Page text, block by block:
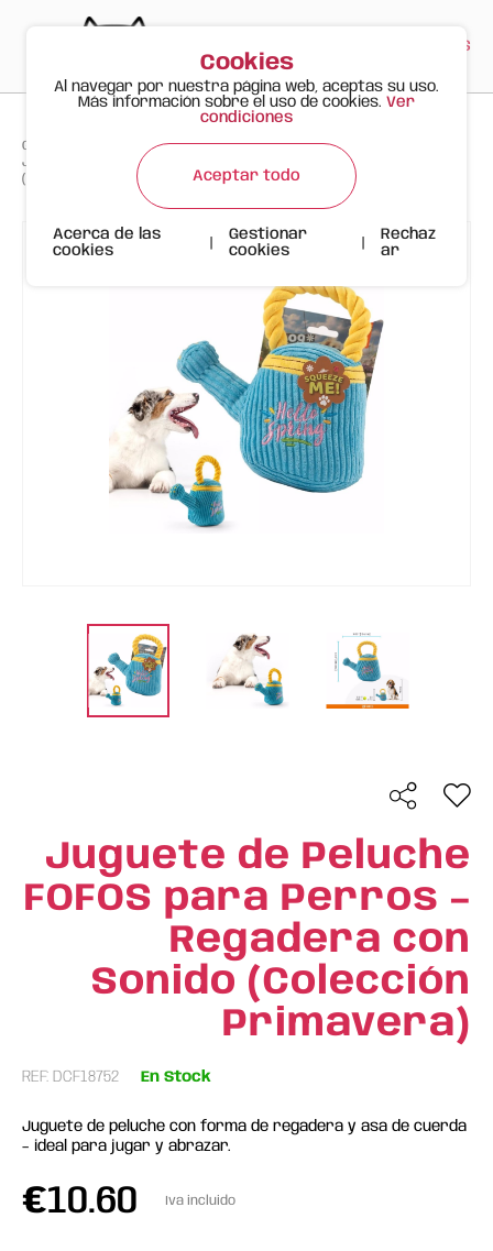
ES
Gato Feliz Productos > >
Juguete de Peluche FOFOS para Perros – Regadera con Sonido
(Colección Primavera)
Juguete de Peluche
FOFOS para Perros –
Regadera con
Sonido (Colección
Primavera)
REF: DCF18752 En Stock
Juguete de peluche con forma de regadera y asa de cuerda
– ideal para jugar y abrazar.
€10.60 Iva incluido
Cookies
Al navegar por nuestra página web, aceptas su uso.
Más información sobre el uso de cookies. Ver
condiciones
Aceptar todo
Acerca de las
cookies
Gestionar
cookies
Rechaz
ar